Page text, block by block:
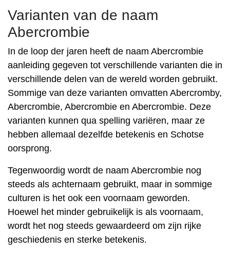
Varianten van de naam
Abercrombie
In de loop der jaren heeft de naam Abercrombie
aanleiding gegeven tot verschillende varianten die in
verschillende delen van de wereld worden gebruikt.
Sommige van deze varianten omvatten Abercromby,
Abercrombie, Abercrombie en Abercrombie. Deze
varianten kunnen qua spelling variëren, maar ze
hebben allemaal dezelfde betekenis en Schotse
oorsprong.
Tegenwoordig wordt de naam Abercrombie nog
steeds als achternaam gebruikt, maar in sommige
culturen is het ook een voornaam geworden.
Hoewel het minder gebruikelijk is als voornaam,
wordt het nog steeds gewaardeerd om zijn rijke
geschiedenis en sterke betekenis.